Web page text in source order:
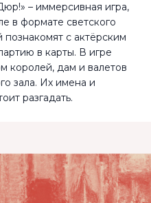
– иммерсивная игра,
в формате светского
познакомят с актёрским
в карты. В игре
королей, дам и валетов
зала. Их имена и
разгадать.